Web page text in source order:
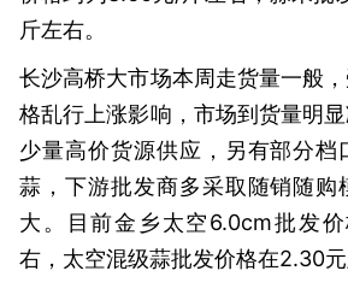
斤左右。
长沙高桥大市场本周走货量一般
格乱行上涨影响，市场到货量明
少量高价货源供应，另有部分档
蒜，下游批发商多采取随销随购
大。目前金乡太空6.0cm批发
右，太空混级蒜批发价格在2.30元